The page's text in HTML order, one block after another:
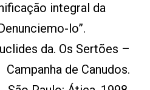
integral da
lo”.
da. Os Sertões –
Campanha de Canudos.